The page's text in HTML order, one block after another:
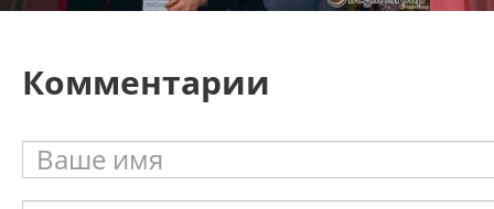
Комментарии